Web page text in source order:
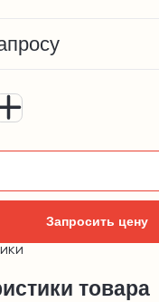
Запросить цену
товара